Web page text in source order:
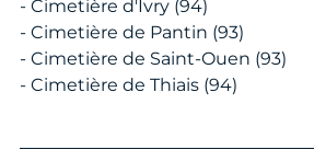
- Cimetière d'Ivry (94)
- Cimetière de Pantin (93)
- Cimetière de Saint-Ouen (93)
- Cimetière de Thiais (94)